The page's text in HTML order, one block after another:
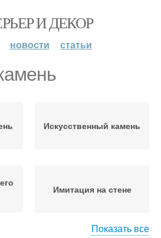
И ДЕКОР
новости статьи
Искусственный камень
Имитация на стене
Показать все